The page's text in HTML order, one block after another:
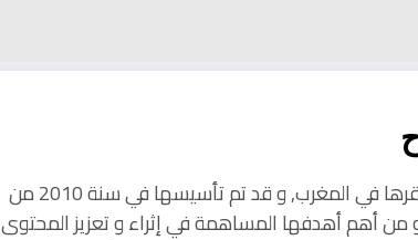
مدونة تقنية يوجد مقرها في المغرب, و قد تم تأسيسها في سنة 2010 من
من أهم أهدفها المساهمة في إثراء و تعزيز المحتوى